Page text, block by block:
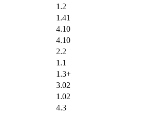
1.2
1.41
4.10
4.10
2.2
1.1
1.3+
3.02
1.02
4.3